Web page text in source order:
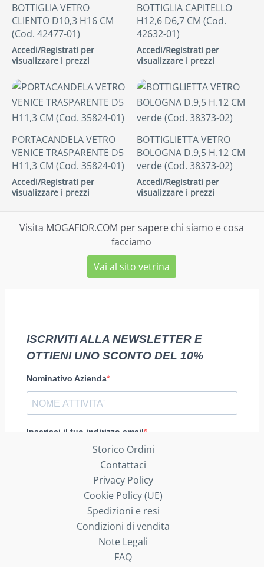
BOTTIGLIA VETRO
CLIENTO D10,3 H16 CM
(Cod. 42477-01)
Accedi/Registrati per
visualizzare i prezzi
BOTTIGLIETTA VETRO
BOLOGNA D.9,5 H.12 CM
verde (Cod. 38373-02)
Accedi/Registrati per
visualizzare i prezzi
BOTTIGLIA CAPITELLO
H12,6 D6,7 CM (Cod.
42632-01)
Accedi/Registrati per
visualizzare i prezzi
PORTACANDELA VETRO
VENICE TRASPARENTE D5
H11,3 CM (Cod. 35824-01)
Accedi/Registrati per
visualizzare i prezzi
Visita MOGAFIOR.COM per sapere chi siamo e cosa
facciamo
Vai al sito vetrina
Storico Ordini
Contattaci
Privacy Policy
Cookie Policy (UE)
Spedizioni e resi
Condizioni di vendita
Note Legali
FAQ